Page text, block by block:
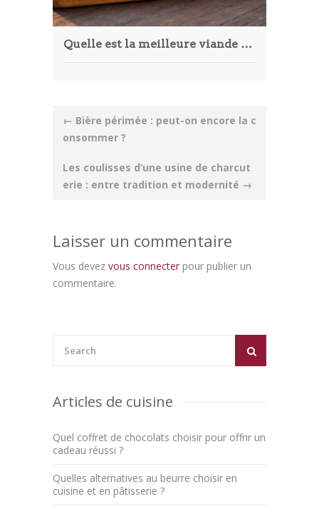
Quelle est la meilleure viande à griller au barbecue cet été ?
Post
navigation
← Bière périmée : peut-on encore la c
onsommer ?
Les coulisses d’une usine de charcut
erie : entre tradition et modernité →
Laisser un commentaire
Vous devez vous connecter pour publier un
commentaire.
Articles de cuisine
Quel coffret de chocolats choisir pour offrir un
cadeau réussi ?
Quelles alternatives au beurre choisir en
cuisine et en pâtisserie ?